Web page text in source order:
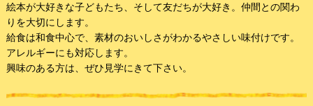
絵本が大好きな子どもたち、そして友だちが大好き。仲間との関わ
りを大切にします。
給食は和食中心で、素材のおいしさがわかるやさしい味付けです。
アレルギーにも対応します。
興味のある方は、ぜひ見学にきて下さい。